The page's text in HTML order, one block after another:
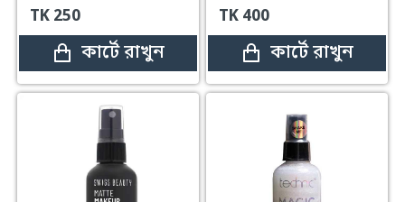
TK 250
কার্টে রাখুন
TK 400
কার্টে রাখুন